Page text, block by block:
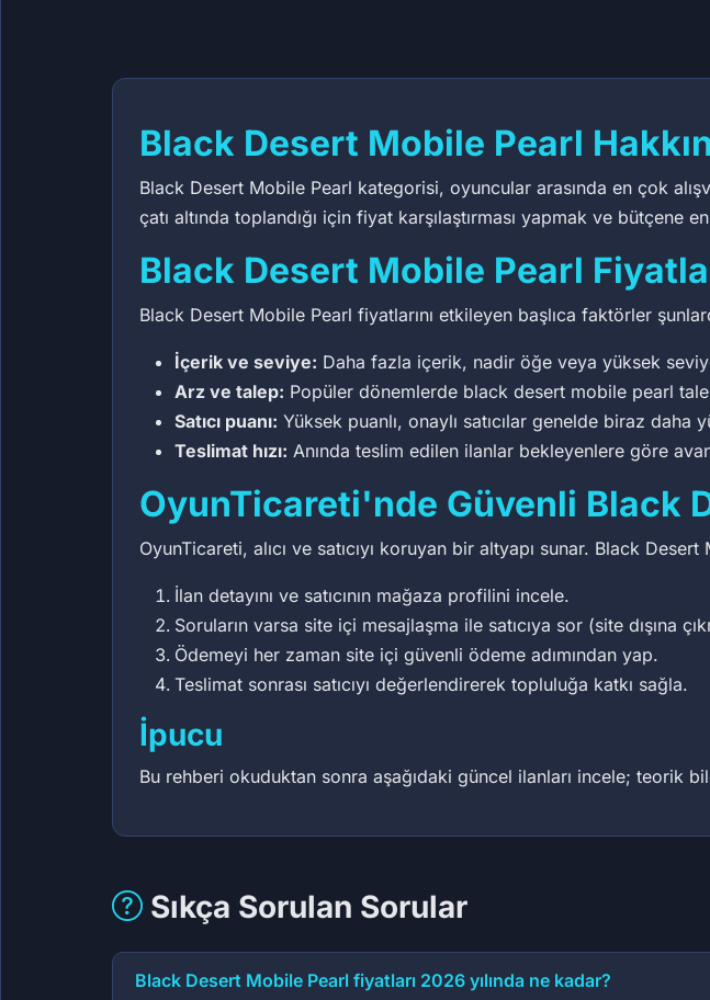
Black Desert Mobile Pearl
Black Desert Mobile Pearl kategorisi, oyuncular arasında en çok
çatı altında toplandığı için fiyat karşılaştırması yapmak ve bütçene
Black Desert Mobile Pearl
Black Desert Mobile Pearl fiyatlarını etkileyen başlıca faktörler
İçerik ve seviye: Daha fazla içerik, nadir öğe veya yüksek
Arz ve talep: Popüler dönemlerde black desert mobile pearl
Satıcı puanı: Yüksek puanlı, onaylı satıcılar genelde biraz daha
Teslimat hızı: Anında teslim edilen ilanlar bekleyenlere göre
OyunTicareti'nde Güvenli Black
OyunTicareti, alıcı ve satıcıyı koruyan bir altyapı sunar. Black
İlan detayını ve satıcının mağaza profilini incele.
Soruların varsa site içi mesajlaşma ile satıcıya sor (site dışına
Ödemeyi her zaman site içi güvenli ödeme adımından yap.
Teslimat sonrası satıcıyı değerlendirerek topluluğa katkı sağla.
İpucu
Bu rehberi okuduktan sonra aşağıdaki güncel ilanları incele; teorik
Sıkça Sorulan Sorular
Black Desert Mobile Pearl fiyatları 2026 yılında ne kadar?